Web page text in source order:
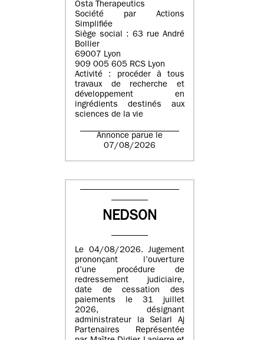
Osta Therapeutics
Société par Actions
Simplifiée
Siège social : 63 rue André
Bollier
69007 Lyon
909 005 605 RCS Lyon
Activité : procéder à tous
travaux de recherche et
développement en
ingrédients destinés aux
sciences de la vie
Annonce parue le
07/08/2026
NEDSON
Le 04/08/2026. Jugement
prononçant l’ouverture
d’une procédure de
redressement judiciaire,
date de cessation des
paiements le 31 juillet
2026, désignant
administrateur la Selarl Aj
Partenaires Représentée